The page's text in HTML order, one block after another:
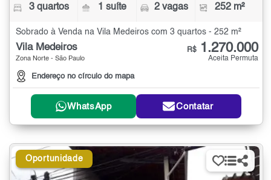
3 quartos 1 suíte 2 vagas 252 m²
Sobrado à Venda na Vila Medeiros com 3 quartos - 252 m²
Vila Medeiros
Zona Norte - São Paulo
Endereço no círculo do mapa
R$ 1.270.000
Aceita Permuta
WhatsApp Contatar
Oportunidade